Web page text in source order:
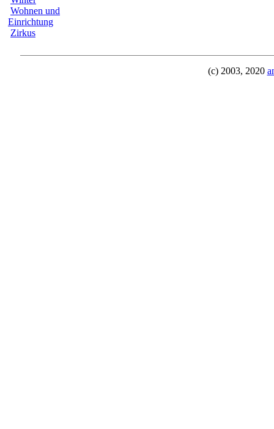
Wohnen und
Einrichtung
Zirkus
(c) 2003, 2020